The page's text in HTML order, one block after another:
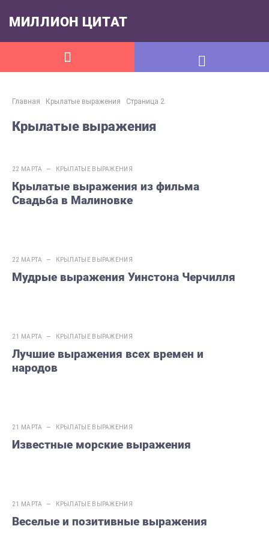
МИЛЛИОН ЦИТАТ
Главная Крылатые выражения Страница 2
Крылатые выражения
22 МАРТА — КРЫЛАТЫЕ ВЫРАЖЕНИЯ
Крылатые выражения из фильма
Свадьба в Малиновке
22 МАРТА — КРЫЛАТЫЕ ВЫРАЖЕНИЯ
Мудрые выражения Уинстона Черчилля
21 МАРТА — КРЫЛАТЫЕ ВЫРАЖЕНИЯ
Лучшие выражения всех времен и
народов
21 МАРТА — КРЫЛАТЫЕ ВЫРАЖЕНИЯ
Известные морские выражения
21 МАРТА — КРЫЛАТЫЕ ВЫРАЖЕНИЯ
Веселые и позитивные выражения